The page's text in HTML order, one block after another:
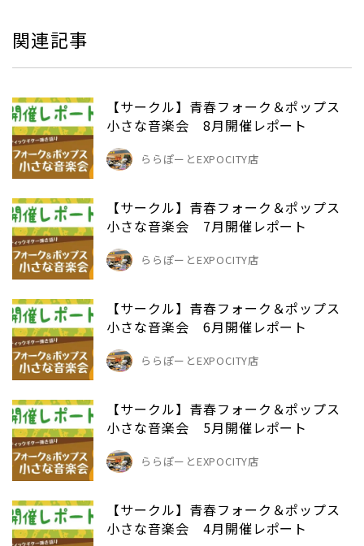
関連記事
【サークル】青春フォーク＆ポップス
小さな音楽会 8月開催レポート
ららぽーとEXPOCITY店
【サークル】青春フォーク＆ポップス
小さな音楽会 7月開催レポート
ららぽーとEXPOCITY店
【サークル】青春フォーク＆ポップス
小さな音楽会 6月開催レポート
ららぽーとEXPOCITY店
【サークル】青春フォーク＆ポップス
小さな音楽会 5月開催レポート
ららぽーとEXPOCITY店
【サークル】青春フォーク＆ポップス
小さな音楽会 4月開催レポート